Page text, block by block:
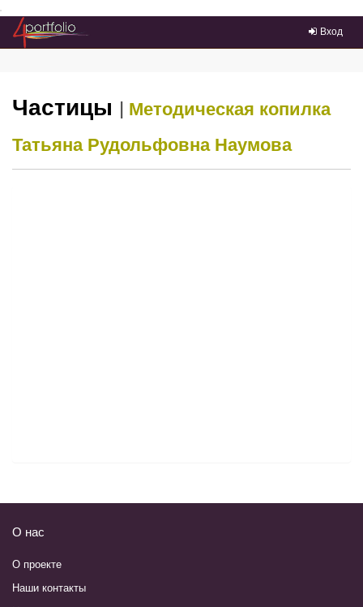
Преейти на главное меню
Вход
Частицы | Методическая копилка
Татьяна Рудольфовна Наумова
О нас
О проекте
Наши контакты